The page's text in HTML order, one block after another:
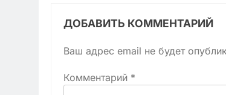
ДОБАВИТЬ КОММЕНТАРИЙ
Ваш адрес email не будет
Комментарий *